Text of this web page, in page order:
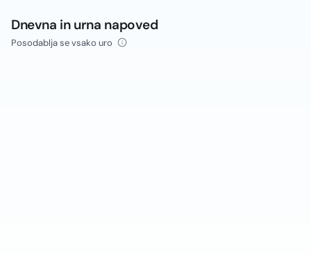
Dnevna in urna napoved
Posodablja se vsako uro